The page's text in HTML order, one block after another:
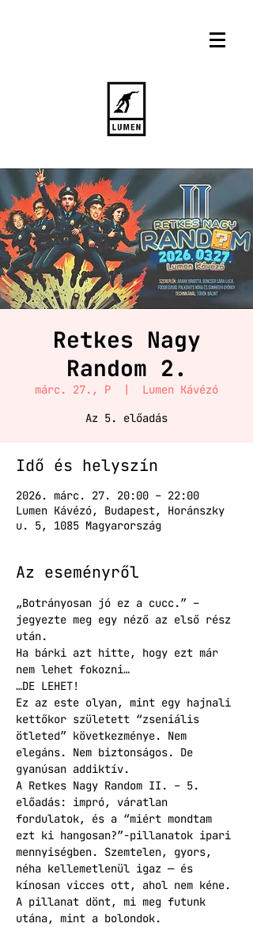
Retkes Nagy
Random 2.
márc. 27., P
  |
Lumen Kávézó
Az 5. előadás
Idő és helyszín
2026. márc. 27. 20:00 – 22:00
Lumen Kávézó, Budapest, Horánszky
u. 5, 1085 Magyarország
Az eseményről
„Botrányosan jó ez a cucc.” –
jegyezte meg egy néző az első rész
után.
Ha bárki azt hitte, hogy ezt már
nem lehet fokozni…
…DE LEHET!
Ez az este olyan, mint egy hajnali
kettőkor született “zseniális
ötleted” következménye. Nem
elegáns. Nem biztonságos. De
gyanúsan addiktív.
A Retkes Nagy Random II. – 5.
előadás: impró, váratlan
fordulatok, és a “miért mondtam
ezt ki hangosan?”-pillanatok ipari
mennyiségben. Szemtelen, gyors,
néha kellemetlenül igaz — és
kínosan vicces ott, ahol nem kéne.
A pillanat dönt, mi meg futunk
utána, mint a bolondok.